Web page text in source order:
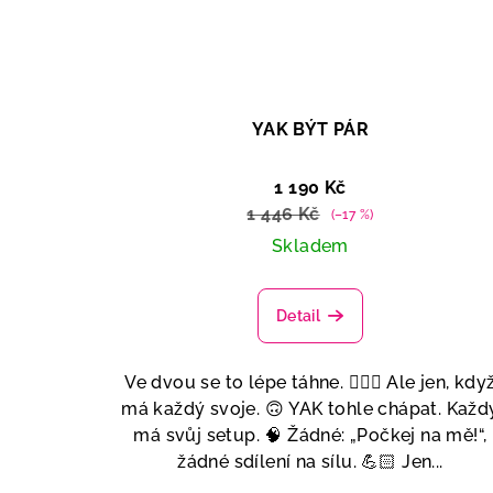
YAK BÝT PÁR
1 190 Kč
1 446 Kč
(–17 %)
Skladem
Detail
Ve dvou se to lépe táhne. 👩‍❤️‍👨 Ale jen,
má každý svoje. 🙃 YAK tohle chápat.
má svůj setup. 🧠 Žádné: „Počkej na mě!“,
žádné sdílení na sílu. 💪🏻 Jen...